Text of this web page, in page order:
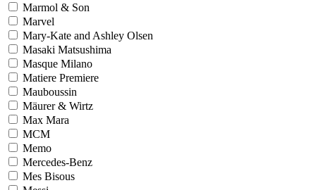
Marmol & Son
Marvel
Mary-Kate and Ashley Olsen
Masaki Matsushima
Masque Milano
Matiere Premiere
Mauboussin
Mäurer & Wirtz
Max Mara
MCM
Memo
Mercedes-Benz
Mes Bisous